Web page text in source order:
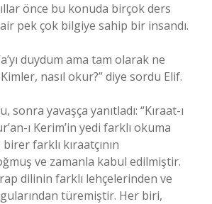
önce bu konuda birçok ders
pek çok bilgiye sahip bir insandı.
duydum ama tam olarak ne
nasıl okur?” diye sordu Elif.
sonra yavaşça yanıtladı: “Kıraat-ı
ı Kerim’in yedi farklı okuma
farklı kıraatçının
ve zamanla kabul edilmiştir.
dilinin farklı lehçelerinden ve
türemiştir. Her biri,